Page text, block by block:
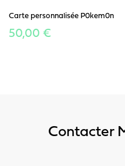
Carte personnalisée P0kem0n
50,00 €
Contacter